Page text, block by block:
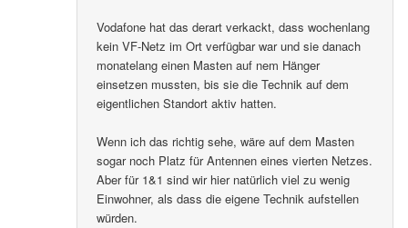
Vodafone hat das derart verkackt, dass wochenlang
kein VF-Netz im Ort verfügbar war und sie danach
monatelang einen Masten auf nem Hänger
einsetzen mussten, bis sie die Technik auf dem
eigentlichen Standort aktiv hatten.
Wenn ich das richtig sehe, wäre auf dem Masten
sogar noch Platz für Antennen eines vierten Netzes.
Aber für 1&1 sind wir hier natürlich viel zu wenig
Einwohner, als dass die eigene Technik aufstellen
würden.